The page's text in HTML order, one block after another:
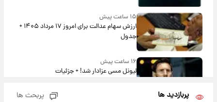
۱۵ ساعت پیش
ارزش سهام عدالت برای امروز ۱۷ مرداد ۱۴۰۵ +
جدول
۱۶ ساعت پیش
لیونل مسی عزادار شد! + جزئیات
پربازدید ها پربحث ها